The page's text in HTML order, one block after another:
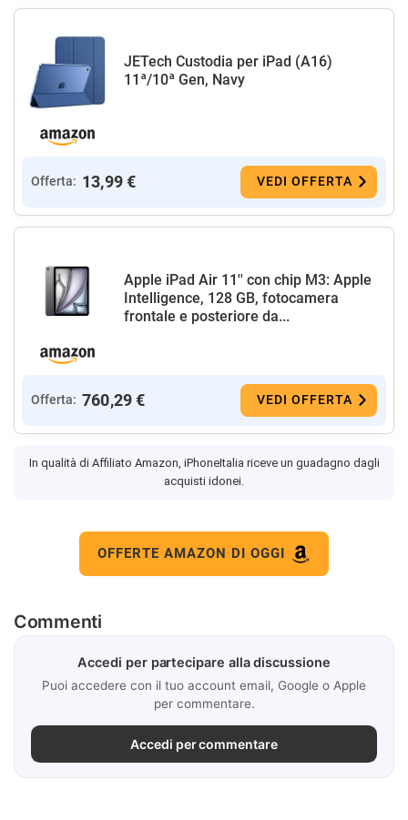
JETech Custodia per iPad (A16)
11ª/10ª Gen, Navy
Offerta: 13,99 € VEDI OFFERTA
Apple iPad Air 11'' con chip M3: Apple
Intelligence, 128 GB, fotocamera
frontale e posteriore da...
Offerta: 760,29 € VEDI OFFERTA
In qualità di Affiliato Amazon, iPhoneItalia riceve un guadagno dagli
acquisti idonei.
OFFERTE AMAZON DI OGGI
Commenti
Accedi per partecipare alla discussione
Puoi accedere con il tuo account email, Google o Apple
per commentare.
Accedi per commentare